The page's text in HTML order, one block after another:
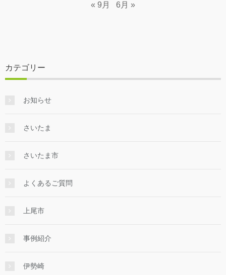
« 9月 6月 »
カテゴリー
お知らせ
さいたま
さいたま市
よくあるご質問
上尾市
事例紹介
伊勢崎